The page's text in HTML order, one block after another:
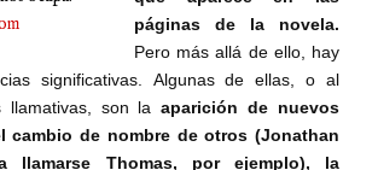
páginas de la novela.
Pero más allá de ello, hay
significativas. Algunas de ellas, o al
llamativas, son laaparición de nuevos
cambio de nombre de otros (Jonathan
llamarse Thomas, por ejemplo), la